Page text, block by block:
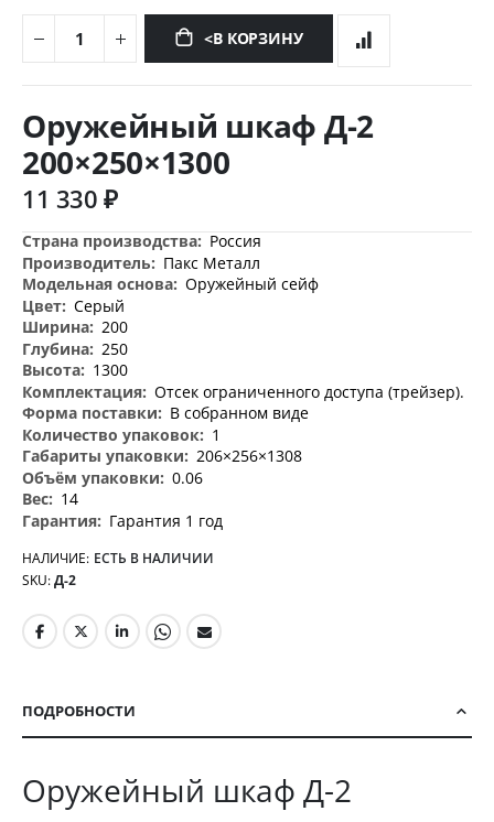
<В КОРЗИНУ
началу
галереи
изображений
Оружейный шкаф Д-2
200×250×1300
11 330 ₽
Дополнительная
информация
Россия
Пакс Металл
Оружейный сейф
Серый
200
250
1300
Отсек ограниченного доступа (трейзер).
В собранном виде
1
206×256×1308
0.06
14
Гарантия 1 год
НАЛИЧИЕ: ЕСТЬ В НАЛИЧИИ
SKU Д-2
ПОДРОБНОСТИ
Оружейный шкаф Д-2